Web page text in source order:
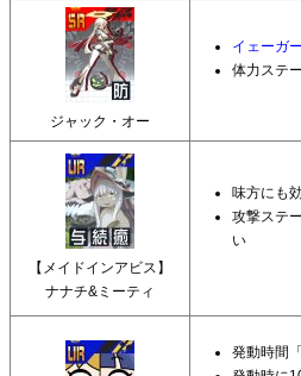
ジャック・オー
イェーガー
体力ステ
【メイドインアビス】
ナナチ&ミーティ
味方にも
攻撃ステ
い
発動時間